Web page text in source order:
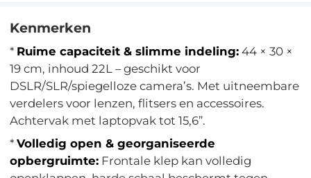
Kenmerken
* Ruime capaciteit & slimme indeling: 44 × 30 ×
19 cm, inhoud 22L – geschikt voor
DSLR/SLR/spiegelloze camera’s. Met uitneembare
verdelers voor lenzen, flitsers en accessoires.
Achtervak met laptopvak tot 15,6”.
*Volledig open & georganiseerde
opbergruimte: Frontale klep kan volledig